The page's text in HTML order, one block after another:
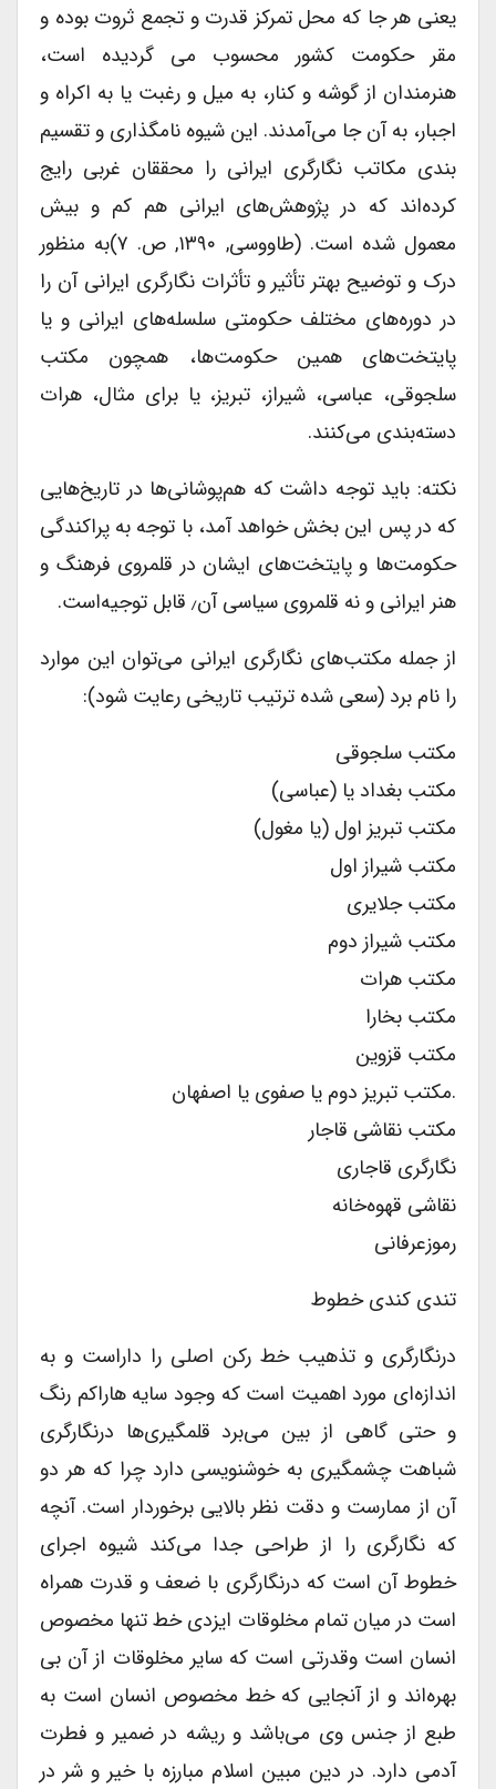
یعنی هر جا که محل تمرکز قدرت و تجمع ثروت بوده و
مقر حکومت کشور محسوب می گردیده است،
هنرمندان از گوشه و کنار، به میل و رغبت یا به اکراه و
اجبار، به آن جا می‌آمدند. این شیوه نامگذاری و تقسیم
بندی مکاتب نگارگری ایرانی را محققان غربی رایج
کرده‌اند که در پژوهش‌های ایرانی هم کم و بیش
معمول شده است. (طاووسی, ۱۳۹۰, ص. ۷)به منظور
درک و توضیح بهتر تأثیر و تأثرات نگارگری ایرانی آن را
در دوره‌های مختلف حکومتی سلسله‌های ایرانی و یا
پایتخت‌های همین حکومت‌ها، همچون مکتب
سلجوقی، عباسی، شیراز، تبریز، یا برای مثال، هرات
دسته‌بندی می‌کنند.
نکته: باید توجه داشت که هم‌پوشانی‌ها در تاریخ‌هایی
که در پس این بخش خواهد آمد، با توجه به پراکندگی
حکومت‌ها و پایتخت‌های ایشان در قلمروی فرهنگ و
هنر ایرانی و نه قلمروی سیاسی آن٫ قابل توجیه‌است.
از جمله مکتب‌های نگارگری ایرانی می‌توان این موارد
را نام برد (سعی شده ترتیب تاریخی رعایت شود):
مکتب سلجوقی
مکتب بغداد یا (عباسی)
مکتب تبریز اول (یا مغول)
مکتب شیراز اول
مکتب جلایری
مکتب شیراز دوم
مکتب هرات
مکتب بخارا
مکتب قزوین
.مکتب تبریز دوم یا صفوی یا اصفهان
مکتب نقاشی قاجار
نگارگری قاجاری
نقاشی قهوه‌خانه
رموزعرفانی
تندی کندی خطوط
درنگارگری و تذهیب خط رکن اصلی را داراست و به
اندازه‌ای مورد اهمیت است که وجود سایه هاراکم رنگ
و حتی گاهی از بین می‌برد قلمگیری‌ها درنگارگری
شباهت چشمگیری به خوشنویسی دارد چرا که هر دو
آن از ممارست و دقت نظر بالایی برخوردار است. آنچه
که نگارگری را از طراحی جدا می‌کند شیوه اجرای
خطوط آن است که درنگارگری با ضعف و قدرت همراه
است در میان تمام مخلوقات ایزدی خط تنها مخصوص
انسان است وقدرتی است که سایر مخلوقات از آن بی
بهره‌اند و از آنجایی که خط مخصوص انسان است به
طبع از جنس وی می‌باشد و ریشه در ضمیر و فطرت
آدمی دارد. در دین مبین اسلام مبارزه با خیر و شر در